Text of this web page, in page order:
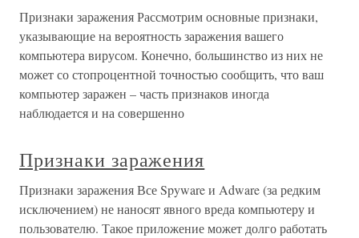
Признаки заражения Рассмотрим основные признаки,
указывающие на вероятность заражения вашего
компьютера вирусом. Конечно, большинство из них не
может со стопроцентной точностью сообщить, что ваш
компьютер заражен – часть признаков иногда
наблюдается и на совершенно
Признаки заражения
Признаки заражения Все Spyware и Adware (за редким
исключением) не наносят явного вреда компьютеру и
пользователю. Такое приложение может долго работать